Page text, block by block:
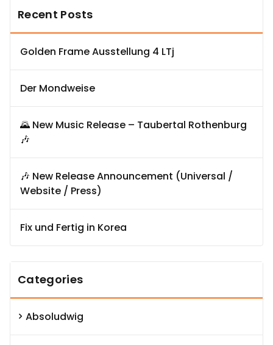
Recent Posts
Golden Frame Ausstellung 4 LTj
Der Mondweise
🌄 New Music Release – Taubertal Rothenburg
🎶
🎶 New Release Announcement (Universal /
Website / Press)
Fix und Fertig in Korea
Categories
Absoludwig